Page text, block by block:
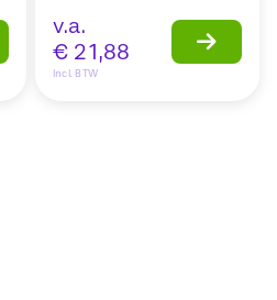
v.a.
€ 21,88
Incl. BTW